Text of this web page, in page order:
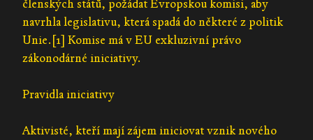
členských států, požádat Evropskou komisi, aby
navrhla legislativu, která spadá do některé z politik
Unie.[1] Komise má v EU exkluzivní právo
zákonodárné iniciativy.
Pravidla iniciativy
Aktivisté, kteří mají zájem iniciovat vznik nového